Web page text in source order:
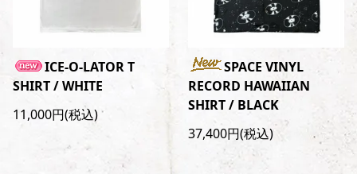
ICE-O-LATOR T
SHIRT / WHITE
11,000円(税込)
SPACE VINYL
RECORD HAWAIIAN
SHIRT / BLACK
37,400円(税込)